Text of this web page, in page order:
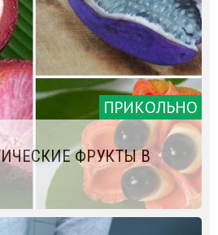
ПРИКОЛЬНО
ФРУКТЫ В